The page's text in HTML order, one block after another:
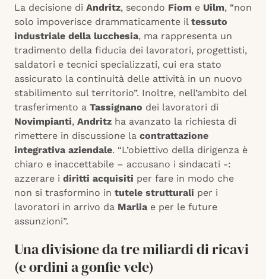
La decisione di Andritz, secondo Fiom e Uilm, “non
solo impoverisce drammaticamente il tessuto
industriale della lucchesia, ma rappresenta un
tradimento della fiducia dei lavoratori, progettisti,
saldatori e tecnici specializzati, cui era stato
assicurato la continuità delle attività in un nuovo
stabilimento sul territorio”. Inoltre, nell’ambito del
trasferimento a Tassignano dei lavoratori di
Novimpianti, Andritz ha avanzato la richiesta di
rimettere in discussione la contrattazione
integrativa aziendale. “L’obiettivo della dirigenza è
chiaro e inaccettabile – accusano i sindacati -:
azzerare i diritti acquisiti per fare in modo che
non si trasformino in tutele strutturali per i
lavoratori in arrivo da Marlia e per le future
assunzioni”.
Una divisione da tre miliardi di ricavi
(e ordini a gonfie vele)